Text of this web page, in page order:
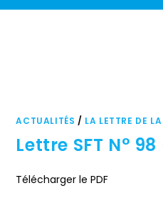
Panneau de gestion des cookies
ACTUALITÉS / LA LETTRE DE
Lettre SFT N°
Télécharger le PDF